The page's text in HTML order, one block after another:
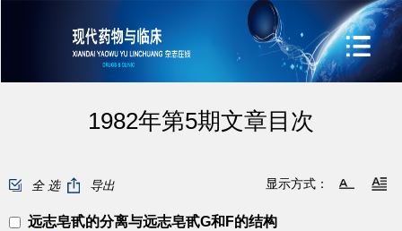
1982年第5期文章目次
全 选 导出 显示方式：
远志皂甙的分离与远志皂甙G和F的结构